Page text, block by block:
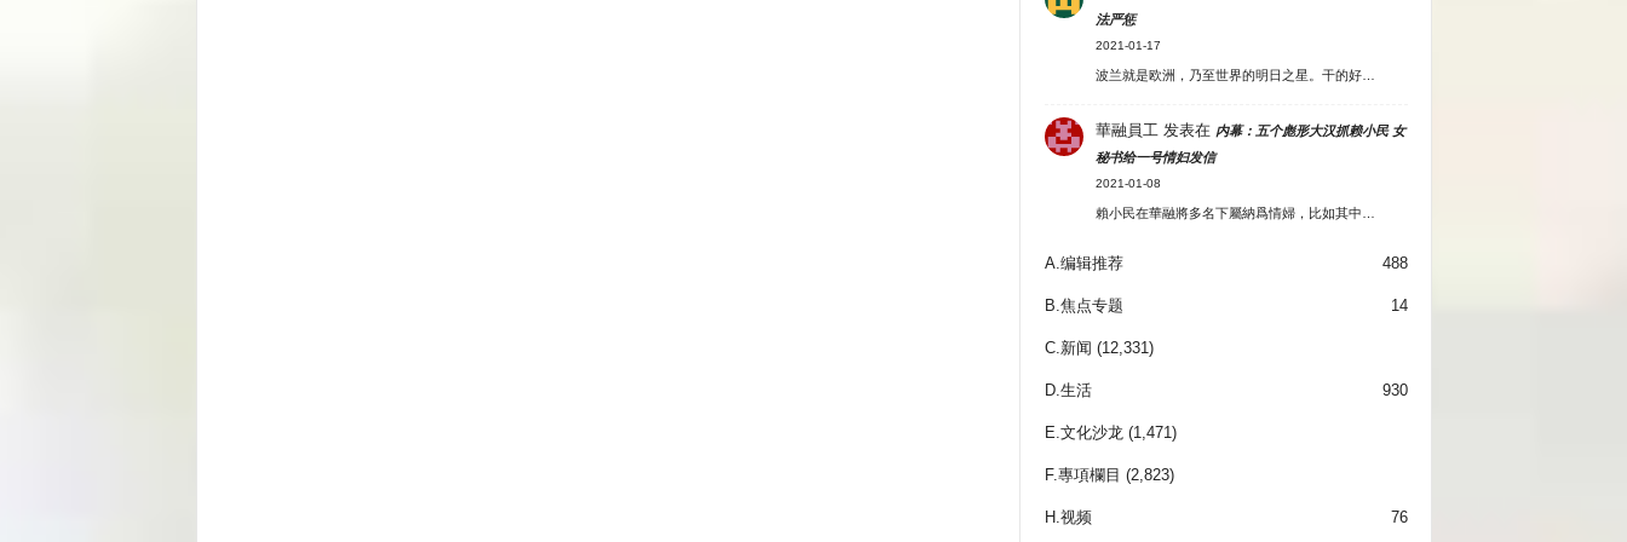
法严惩
2021-01-17
波兰就是欧洲，乃至世界的明日之星。干的好…
華融員工 发表在 内幕：五个彪形大汉抓赖小民 女
秘书给一号情妇发信
2021-01-08
賴小民在華融將多名下屬納爲情婦，比如其中…
A.编辑推荐 488
B.焦点专题 14
C.新闻 (12,331)
D.生活 930
E.文化沙龙 (1,471)
F.專項欄目 (2,823)
H.视频 76